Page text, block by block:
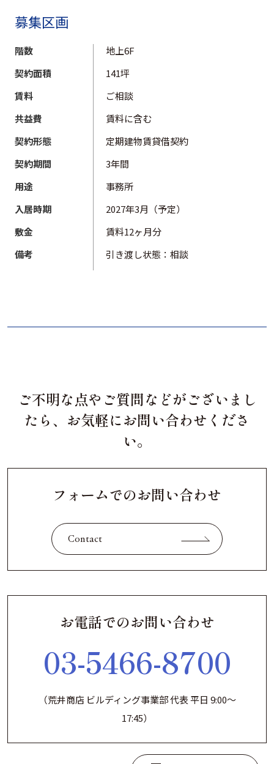
募集区画
階数
地上6F
契約面積
141坪
賃料
ご相談
共益費
賃料に含む
契約形態
定期建物賃貸借契約
契約期間
3年間
用途
事務所
入居時期
2027年3月（予定）
敷金
賃料12ヶ月分
備考
引き渡し状態：相談
ご不明な点やご質問などがございまし
たら、お気軽にお問い合わせくださ
い。
フォームでのお問い合わせ
Contact
お電話でのお問い合わせ
03-5466-8700
（荒井商店 ビルディング事業部 代表 平日 9:00～
17:45）